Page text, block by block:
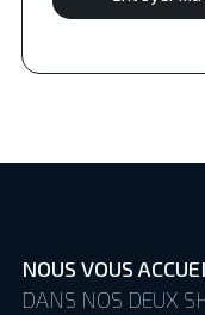
NOUS VOUS
DANS NOS DEUX